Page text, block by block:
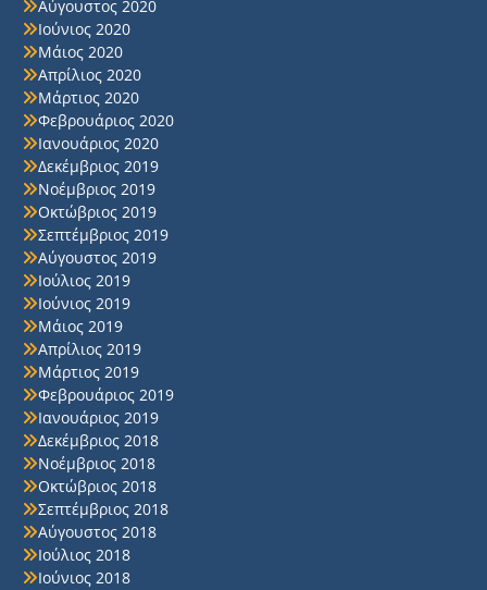
Αύγουστος 2020
Ιούνιος 2020
Μάιος 2020
Απρίλιος 2020
Μάρτιος 2020
Φεβρουάριος 2020
Ιανουάριος 2020
Δεκέμβριος 2019
Νοέμβριος 2019
Οκτώβριος 2019
Σεπτέμβριος 2019
Αύγουστος 2019
Ιούλιος 2019
Ιούνιος 2019
Μάιος 2019
Απρίλιος 2019
Μάρτιος 2019
Φεβρουάριος 2019
Ιανουάριος 2019
Δεκέμβριος 2018
Νοέμβριος 2018
Οκτώβριος 2018
Σεπτέμβριος 2018
Αύγουστος 2018
Ιούλιος 2018
Ιούνιος 2018